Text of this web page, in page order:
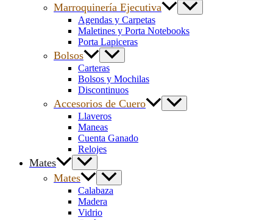
Marroquinería Ejecutiva
Agendas y Carpetas
Maletines y Porta Notebooks
Porta Lapiceras
Bolsos
Carteras
Bolsos y Mochilas
Discontinuos
Accesorios de Cuero
Llaveros
Maneas
Cuenta Ganado
Relojes
Mates
Mates
Calabaza
Madera
Vidrio